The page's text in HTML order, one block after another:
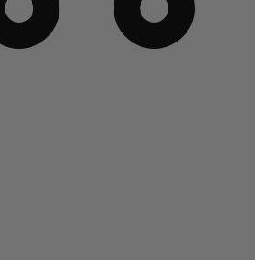
RSD.
molimo Vas da nas kontaktirate na broj:
nas